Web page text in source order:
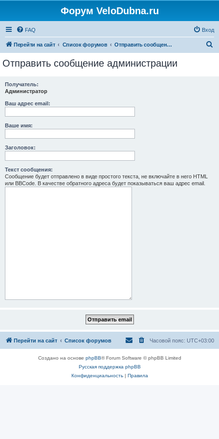
Форум VeloDubna.ru
FAQ Вход
Перейти на сайт Список форумов Отправить сообщение администрации
Отправить сообщение администрации
Получатель:
Администратор
Ваш адрес email:
Ваше имя:
Заголовок:
Текст сообщения:
Сообщение будет отправлено в виде простого текста, не включайте в него HTML
или BBCode. В качестве обратного адреса будет показываться ваш адрес email.
Перейти на сайт Список форумов Часовой пояс: UTC+03:00
Создано на основе phpBB® Forum Software © phpBB Limited
Русская поддержка phpBB
Конфиденциальность| Правила